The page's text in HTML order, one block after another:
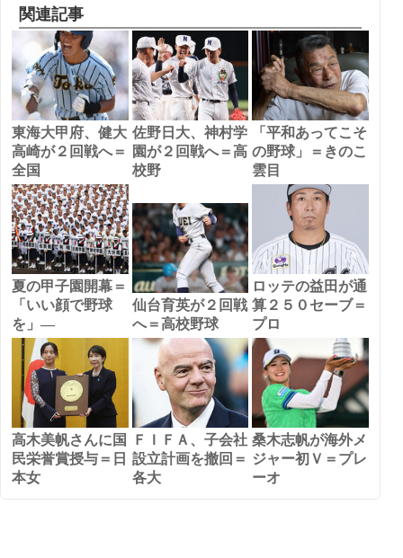
関連記事
東海大甲府、健大
高崎が２回戦へ＝
全国
佐野日大、神村学
園が２回戦へ＝高
校野
「平和あってこそ
の野球」＝きのこ
雲目
夏の甲子園開幕＝
「いい顔で野球
を」―
仙台育英が２回戦
へ＝高校野球
ロッテの益田が通
算２５０セーブ＝
プロ
高木美帆さんに国
民栄誉賞授与＝日
本女
ＦＩＦＡ、子会社
設立計画を撤回＝
各大
桑木志帆が海外メ
ジャー初Ｖ＝プレ
ーオ